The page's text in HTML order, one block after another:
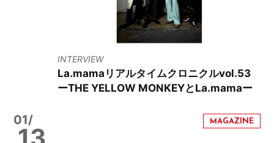
INTERVIEW
La.mamaリアルタイムクロニクルvol.53
ーTHE YELLOW MONKEYとLa.mamaー
01/